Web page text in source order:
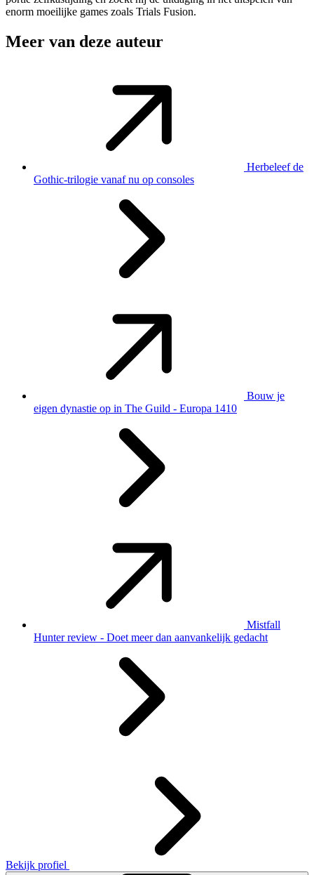
enorm moeilijke games zoals Trials Fusion.
Meer van deze auteur
Herbeleef de
Gothic-trilogie vanaf nu op consoles
Bouw je
eigen dynastie op in The Guild - Europa 1410
Mistfall
Hunter review - Doet meer dan aanvankelijk gedacht
Bekijk profiel